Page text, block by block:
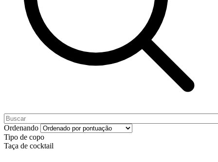
Ordenando
Tipo de copo
Taça de cocktail